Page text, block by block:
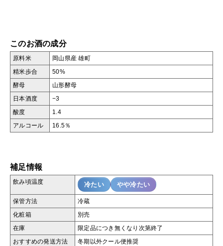
このお酒の成分
原料米 岡山県産 雄町
精米歩合 50%
酵母 山形酵母
日本酒度 −3
酸度 1.4
アルコール 16.5％
補足情報
飲み頃温度 冷たい やや冷たい
保管方法 冷蔵
化粧箱 別売
在庫 限定品につき無くなり次第終了
おすすめの発送方法 冬期以外クール便推奨